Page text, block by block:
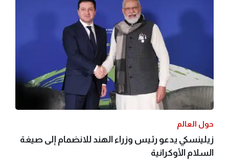
حول العالم
زيلينسكي يدعو رئيس وزراء الهند للانضمام إلى صيغة
السلام الأوكرانية